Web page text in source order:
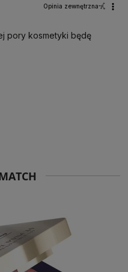
Opinia zewnętrzna
pory kosmetyki będę